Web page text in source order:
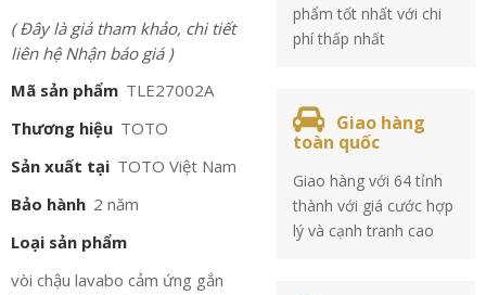
( Đây là giá tham khảo, chi tiết
liên hệ Nhận báo giá )
Mã sản phẩm TLE27002A
Thương hiệu TOTO
Sản xuất tại TOTO Việt Nam
Bảo hành 2 năm
Loại sản phẩm
vòi chậu lavabo cảm ứng gắn
phẩm tốt nhất với chi
phí thấp nhất
Giao hàng
toàn quốc
Giao hàng với 64 tỉnh
thành với giá cước hợp
lý và cạnh tranh cao